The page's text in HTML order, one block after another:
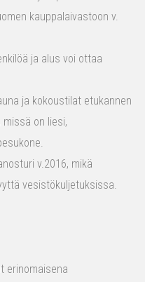
kauppalaivastoon v.
ja alus voi ottaa
ja kokoustilat etukannen
on liesi,
v.2016, mikä
vesistökuljetuksissa.
erinomaisena